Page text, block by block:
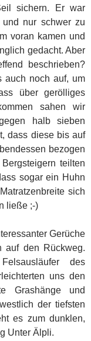
sichern. Er war
nur schwer zu
voran kamen und
gedacht. Aber
beschrieben?
auch noch auf, um
über gerölliges
sahen wir
halb sieben
dass diese bis auf
bezogen
teilten
sogar ein Huhn
sich
ließe ;-)
Gerüche
auf den Rückweg.
des
uns den
Grashänge und
der tiefsten
es zum dunklen,
Unter Älpli.